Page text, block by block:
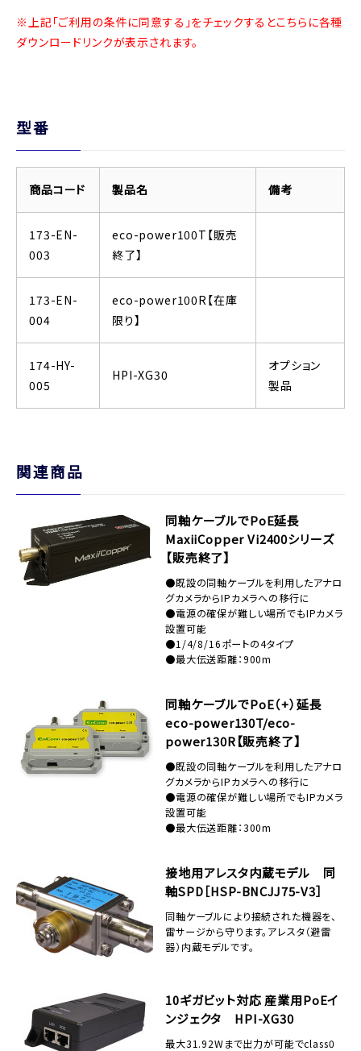
※上記「ご利用の条件に同意する」をチェックするとこちらに各種
ダウンロードリンクが表示されます。
型番
商品コード 製品名 備考
173-EN-
003
eco-power100T【販売
終了】
173-EN-
004
eco-power100R【在庫
限り】
174-HY-
005
HPI-XG30
オプション
製品
関連商品
同軸ケーブルでPoE延長
MaxiiCopper Vi2400シリーズ
【販売終了】
●既設の同軸ケーブルを利用したアナロ
グカメラからIPカメラへの移行に
●電源の確保が難しい場所でもIPカメラ
設置可能
●1/4/8/16ポートの4タイプ
●最大伝送距離：900m
同軸ケーブルでPoE（+）延長
eco-power130T/eco-
power130R【販売終了】
●既設の同軸ケーブルを利用したアナロ
グカメラからIPカメラへの移行に
●電源の確保が難しい場所でもIPカメラ
設置可能
●最大伝送距離：300m
接地用アレスタ内蔵モデル 同
軸SPD［HSP-BNCJJ75-V3］
同軸ケーブルにより接続された機器を、
雷サージから守ります。アレスタ（避雷
器）内蔵モデルです。
10ギガビット対応 産業用PoEイ
ンジェクタ HPI-XG30
最大31.92Wまで出力が可能でclass0